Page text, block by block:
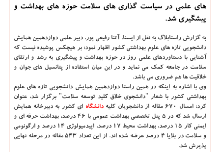
های علمی در سیاست گذاری های سلامت حوزه های بهداشت و
پیشگیری شد.
به گزارش راستابلاگ به نقل از ایسنا، آتنا رفیعی پور، دبیر علمی دوازدهمین همایش
دانشجویی تازه های علوم بهداشتی كشور اظهار نمود: بر هیچكس پوشیده نیست كه
آشنایی با دستاوردهای علمی روز در حوزه بهداشت و پیشگیری به رشد و ارتقای
سلامت در جامعه كمك می نماید و در این میان استفاده از پتانسیل های جوان و
خلاقیت ها هم ضروری می باشد.
وی با اشاره به اینكه در همین راستا دوازدهمین همایش دانشجویی تازه های علوم
بهداشتی كشور با شعار "دانشجوی خلاق كلید توسعه سلامت" برگزار شد، عنوان
كرد: امسال ۶۷۰ مقاله از دانشجویان كلیه
دانشگاه‌ ای كشور به دبیرخانه همایش
ارسال شد كه در ۵ پنل تخصصی بهداشت عمومی با ۴۶ درصد، بهداشت حرفه ای و
ایمنی كار ۱۵ درصد، بهداشت محیط ۱۷ درصد، اپیدمیولوژی ۱۴ درصد و ارگونومی
و سلامت در بلایا ۴ درصد عرضه شده اند. از این تعداد ۵۴۳ مقاله در مرحله نهایی
پذیرش شد.